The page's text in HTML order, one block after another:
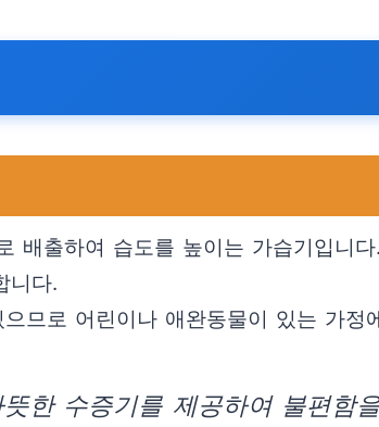
배출하여 습도를 높이는 가습기입니
니다.
므로 어린이나 애완동물이 있는 가정
한 수증기를 제공하여 불편함